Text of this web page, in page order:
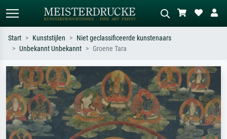
Zoek op kunstenaar, titel of stijl – bijv.
Monet, Sterrennacht, impressionisme,
Hokusai-golf, naakt.
Beschrijf de scène – bijv. groene
weide, abstract met veel rood, donker
olieverfschilderij, staand naakt naast
een boom.
Start Kunststijlen
Niet geclassificeerde kunstenaars
Unbekannt Unbekannt
Groene Tara